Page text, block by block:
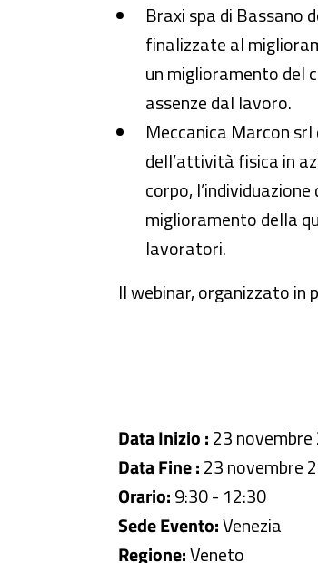
Braxi spa di Bassano
finalizzate al
un miglioramento del
assenze dal lavoro.
Meccanica Marcon
dell’attività fisica in
corpo,
miglioramento della
lavoratori.
Il webinar, organizzato
Data Inizio :23 novembre
Data Fine :23 novembre
Orario:9:30 - 12:30
Sede Evento:Venezia
Regione:Veneto